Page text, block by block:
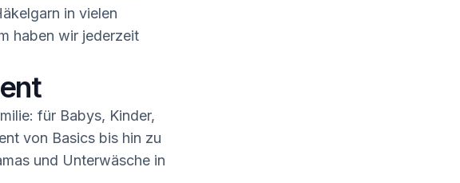
in vielen
haben wir jederzeit
für Babys, Kinder,
von Basics bis hin zu
und Unterwäsche in